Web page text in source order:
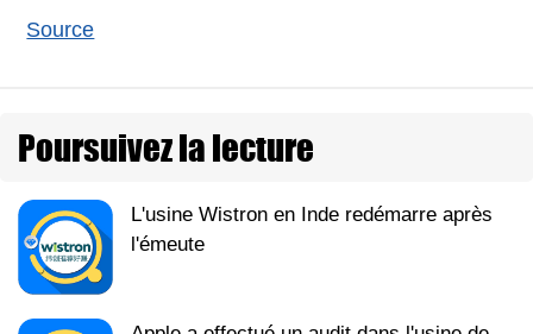
Source
Poursuivez la lecture
L'usine Wistron en Inde redémarre après
l'émeute